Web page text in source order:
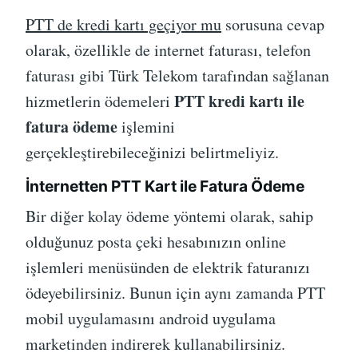
PTT de kredi kartı geçiyor mu sorusuna cevap
olarak, özellikle de internet faturası, telefon
faturası gibi Türk Telekom tarafından sağlanan
hizmetlerin ödemeleri PTT kredi kartı ile
fatura ödemeişlemini
gerçekleştirebileceğinizi belirtmeliyiz.
İnternetten PTT Kart ile Fatura Ödeme
Bir diğer kolay ödeme yöntemi olarak, sahip
olduğunuz posta çeki hesabınızın online
işlemleri menüsünden de elektrik faturanızı
ödeyebilirsiniz. Bunun için aynı zamanda PTT
mobil uygulamasını android uygulama
marketinden indirerek kullanabilirsiniz.